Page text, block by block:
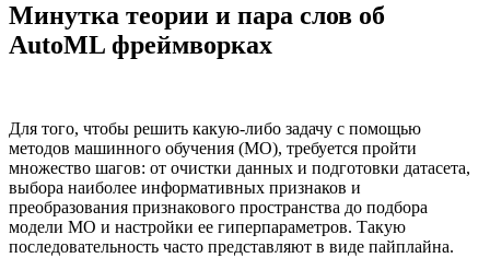
Минутка теории и пара слов об
AutoML фреймворках
Для того, чтобы решить какую-либо задачу с помощью
методов машинного обучения (МО), требуется пройти
множество шагов: от очистки данных и подготовки датасета,
выбора наиболее информативных признаков и
преобразования признакового пространства до подбора
модели МО и настройки ее гиперпараметров. Такую
последовательность часто представляют в виде пайплайна.